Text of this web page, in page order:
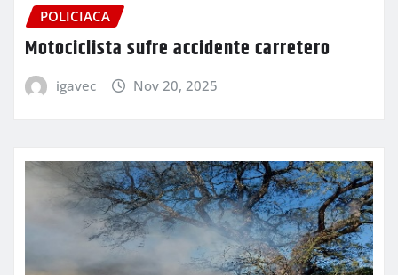
POLICIACA
Motociclista sufre accidente carretero
igavec Nov 20, 2025